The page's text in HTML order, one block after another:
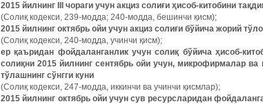
2015 йилнинг III чораги учун акциз солиғи ҳисоб-китобини
(Солиқ кодекси, 239-модда; 240-модда, бешинчи қисм);
2015 йилнинг октябрь ойи учун акциз солиғи бўйича жорий
(Солиқ кодекси, 240-модда, учинчи қисм);
ер қаъридан фойдаланганлик учун солиқ бўйича ҳисоб-
солиқни 2015 йилнинг сентябрь ойи учун, микрофирмалар ва
тўлашнинг сўнгги куни
(Солиқ кодекси, 247-модда, иккинчи ва учинчи қисмлар);
2015 йилнинг октябрь ойи учун сув ресурсларидан